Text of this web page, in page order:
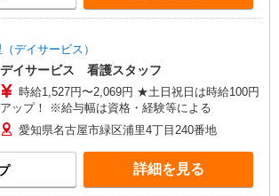
デイサービス）
デイサービス 看護スタッフ
時給1,527円〜2,069円 ★土日祝日は時給100円
アップ！ ※給与幅は資格・経験等による
愛知県名古屋市緑区浦里4丁目240番地
詳細を見る